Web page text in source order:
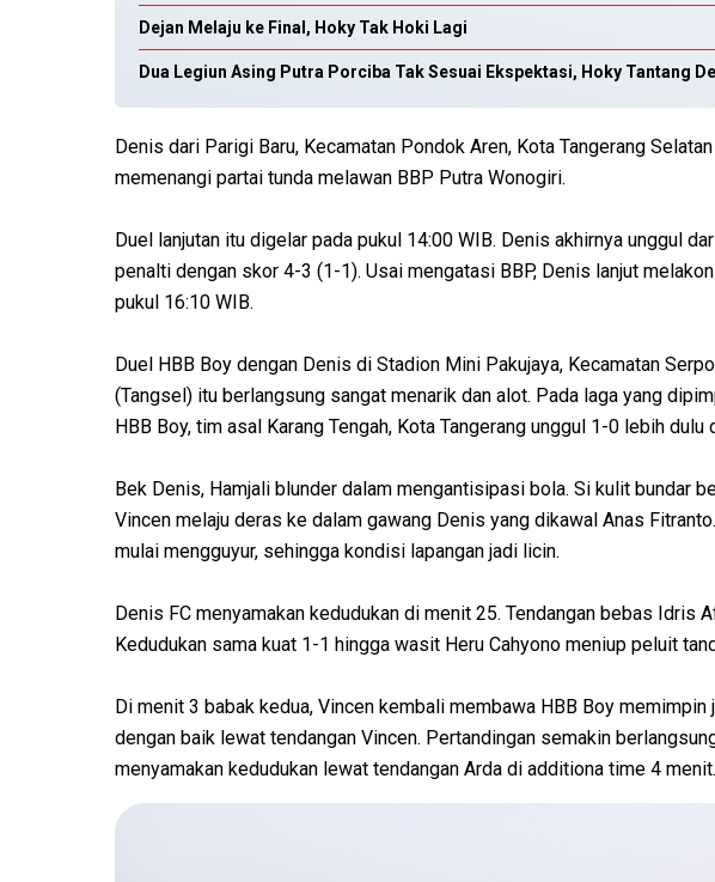
Dejan Melaju ke Final, Hoky Tak Hoki Lagi
Dua Legiun Asing Putra Porciba Tak Sesuai Ekspektasi, Hoky Tantang
Denis dari Parigi Baru, Kecamatan Pondok Aren, Kota Tangerang
memenangi partai tunda melawan BBP Putra Wonogiri.
Duel lanjutan itu digelar pada pukul 14:00 WIB. Denis akhirnya unggul
penalti dengan skor 4-3 (1-1). Usai mengatasi BBP, Denis lanjut
pukul 16:10 WIB.
Duel HBB Boy dengan Denis di Stadion Mini Pakujaya, Kecamatan
(Tangsel) itu berlangsung sangat menarik dan alot. Pada laga yang
HBB Boy, tim asal Karang Tengah, Kota Tangerang unggul 1-0 lebih dulu
Bek Denis, Hamjali blunder dalam mengantisipasi bola. Si kulit bundar
Vincen melaju deras ke dalam gawang Denis yang dikawal Anas
mulai mengguyur, sehingga kondisi lapangan jadi licin.
Denis FC menyamakan kedudukan di menit 25. Tendangan bebas Idris
Kedudukan sama kuat 1-1 hingga wasit Heru Cahyono meniup peluit
Di menit 3 babak kedua, Vincen kembali membawa HBB Boy
dengan baik lewat tendangan Vincen. Pertandingan semakin
menyamakan kedudukan lewat tendangan Arda di additiona time 4 menit.